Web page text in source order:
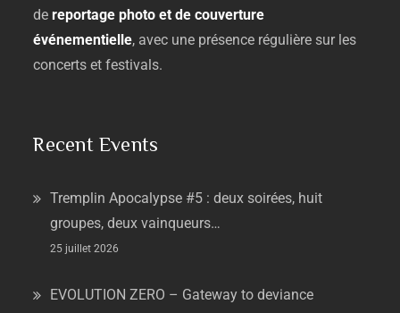
dereportagephotoetdecouverture
événementielle, avec une présence régulière sur les
concertsetfestivals.
Recent Events
Tremplin Apocalypse #5 : deux soirées, huit
groupes, deux vainqueurs…
25 juillet 2026
EVOLUTION ZERO – Gateway to deviance